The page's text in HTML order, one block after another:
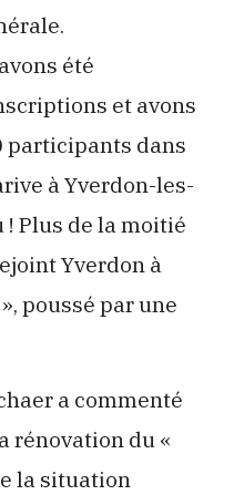
été
et avons
participants dans
à Yverdon-les-
! Plus de la moitié
Yverdon à
poussé par une
a commenté
rénovation du «
la situation